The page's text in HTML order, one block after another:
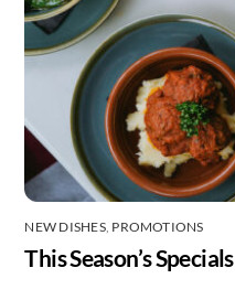
NEW DISHES, PROMOTIONS
This Season’s Specials